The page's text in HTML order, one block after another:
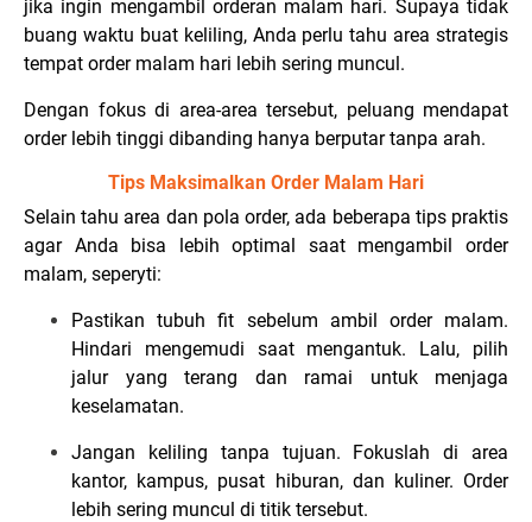
jika ingin mengambil orderan malam hari. Supaya tidak
buang waktu buat keliling, Anda perlu tahu area strategis
tempat order malam hari lebih sering muncul.
Dengan fokus di area-area tersebut, peluang mendapat
order lebih tinggi dibanding hanya berputar tanpa arah.
Tips Maksimalkan Order Malam Hari
Selain tahu area dan pola order, ada beberapa tips praktis
agar Anda bisa lebih optimal saat mengambil order
malam, seperyti:
Pastikan tubuh fit sebelum ambil order malam.
Hindari mengemudi saat mengantuk. Lalu, pilih
jalur yang terang dan ramai untuk menjaga
keselamatan.
Jangan keliling tanpa tujuan. Fokuslah di area
kantor, kampus, pusat hiburan, dan kuliner. Order
lebih sering muncul di titik tersebut.